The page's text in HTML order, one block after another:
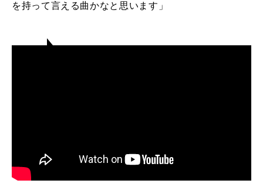
を持って言える曲かなと思います」